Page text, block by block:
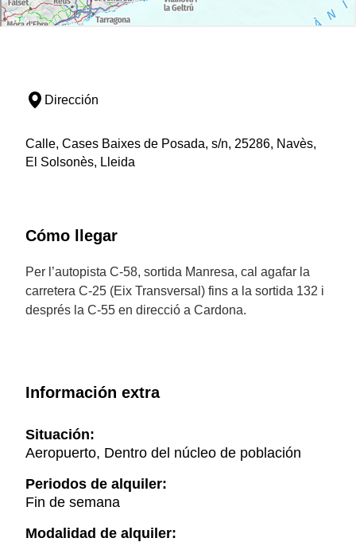
Dirección
Calle, Cases Baixes de Posada, s/n, 25286, Navès,
El Solsonès, Lleida
Cómo llegar
Per l’autopista C-58, sortida Manresa, cal agafar la
carretera C-25 (Eix Transversal) fins a la sortida 132 i
després la C-55 en direcció a Cardona.
Información extra
Situación:
Aeropuerto, Dentro del núcleo de población
Periodos de alquiler:
Fin de semana
Modalidad de alquiler: